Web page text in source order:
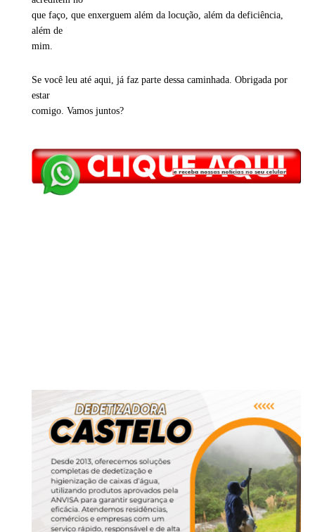
que faço, que enxerguem além da locução, além da deficiência,
além de
mim.
Se você leu até aqui, já faz parte dessa caminhada. Obrigada por
estar
comigo. Vamos juntos?